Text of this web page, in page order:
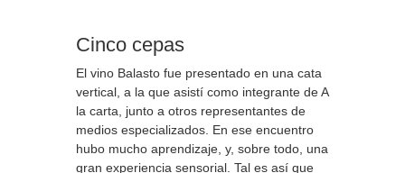
Cinco cepas
El vino Balasto fue presentado en una cata
vertical, a la que asistí como integrante de A
la carta, junto a otros representantes de
medios especializados. En ese encuentro
hubo mucho aprendizaje, y, sobre todo, una
gran experiencia sensorial. Tal es así que